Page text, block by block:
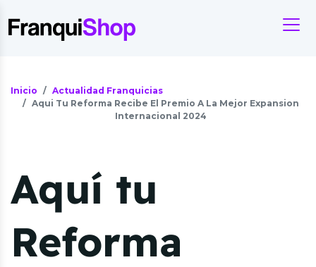
Inicio
Actualidad Franquicias
Aqui Tu Reforma Recibe El Premio A La Mejor Expansion
Internacional 2024
Aquí tu
Reforma